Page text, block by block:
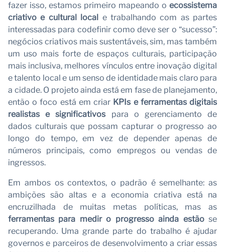
fazer isso, estamos primeiro mapeando o ecossistema
criativo e cultural local e trabalhando com as partes
interessadas para codefinir como deve ser o “sucesso”:
negócios criativos mais sustentáveis, sim, mas também
um uso mais forte de espaços culturais, participação
mais inclusiva, melhores vínculos entre inovação digital
e talento local e um senso de identidade mais claro para
a cidade. O projeto ainda está em fase de planejamento,
então o foco está em criar KPIs e ferramentas digitais
realistas e significativos para o gerenciamento de
dados culturais que possam capturar o progresso ao
longo do tempo, em vez de depender apenas de
números principais, como empregos ou vendas de
ingressos.
Em ambos os contextos, o padrão é semelhante: as
ambições são altas e a economia criativa está na
encruzilhada de muitas metas políticas, mas as
ferramentas para medir o progresso ainda estãose
recuperando. Uma grande parte do trabalho é ajudar
governos e parceiros de desenvolvimento a criar essas